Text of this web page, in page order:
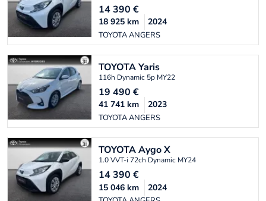
14 390 €
TOYOTA ANGERS
18 925 km 2024
TOYOTAYaris
116h Dynamic 5p MY22
19 490 €
TOYOTA ANGERS
41 741 km 2023
TOYOTAAygo X
1.0 VVT-i 72ch Dynamic MY24
14 390 €
15 046 km 2024